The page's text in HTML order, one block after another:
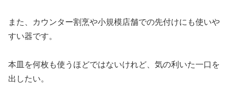
また、カウンター割烹や小規模店舗での先付けにも使いや
すい器です。
本皿を何枚も使うほどではないけれど、気の利いた一口を
出したい。